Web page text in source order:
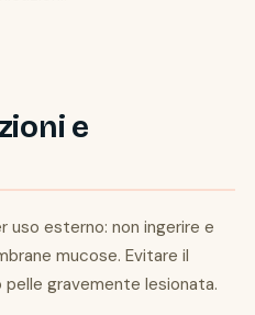
e
esterno: non ingerire e
mucose. Evitare il
gravemente lesionata.